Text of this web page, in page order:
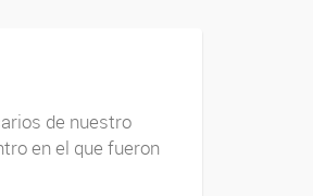
de nuestro
en el que fueron